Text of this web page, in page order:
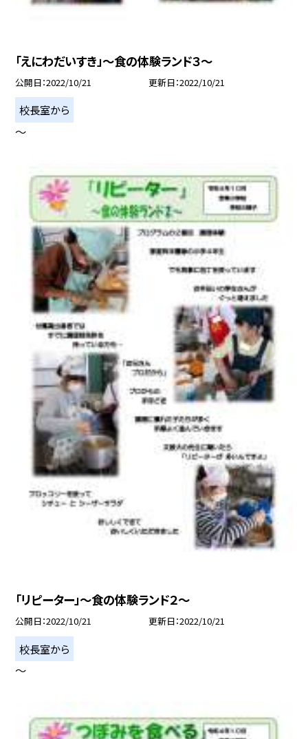
「えにわだいすき」〜食の体験ランド３〜
公開日 2022/10/21 更新日 2022/10/21
校長室から
〜
「リピーター」〜食の体験ランド２〜
公開日 2022/10/21 更新日 2022/10/21
校長室から
〜